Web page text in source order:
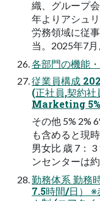
織、グループ
年よりアシュ
労務領域に従
当。2025年7
各部門の機能
従業員構成
(正社員,契約社
Marketing 5%
その他 5% 2%
も含めると現
男女比 歳 7： 3
ンセンターは
勤務体系 勤務
7.5時間/日） ※